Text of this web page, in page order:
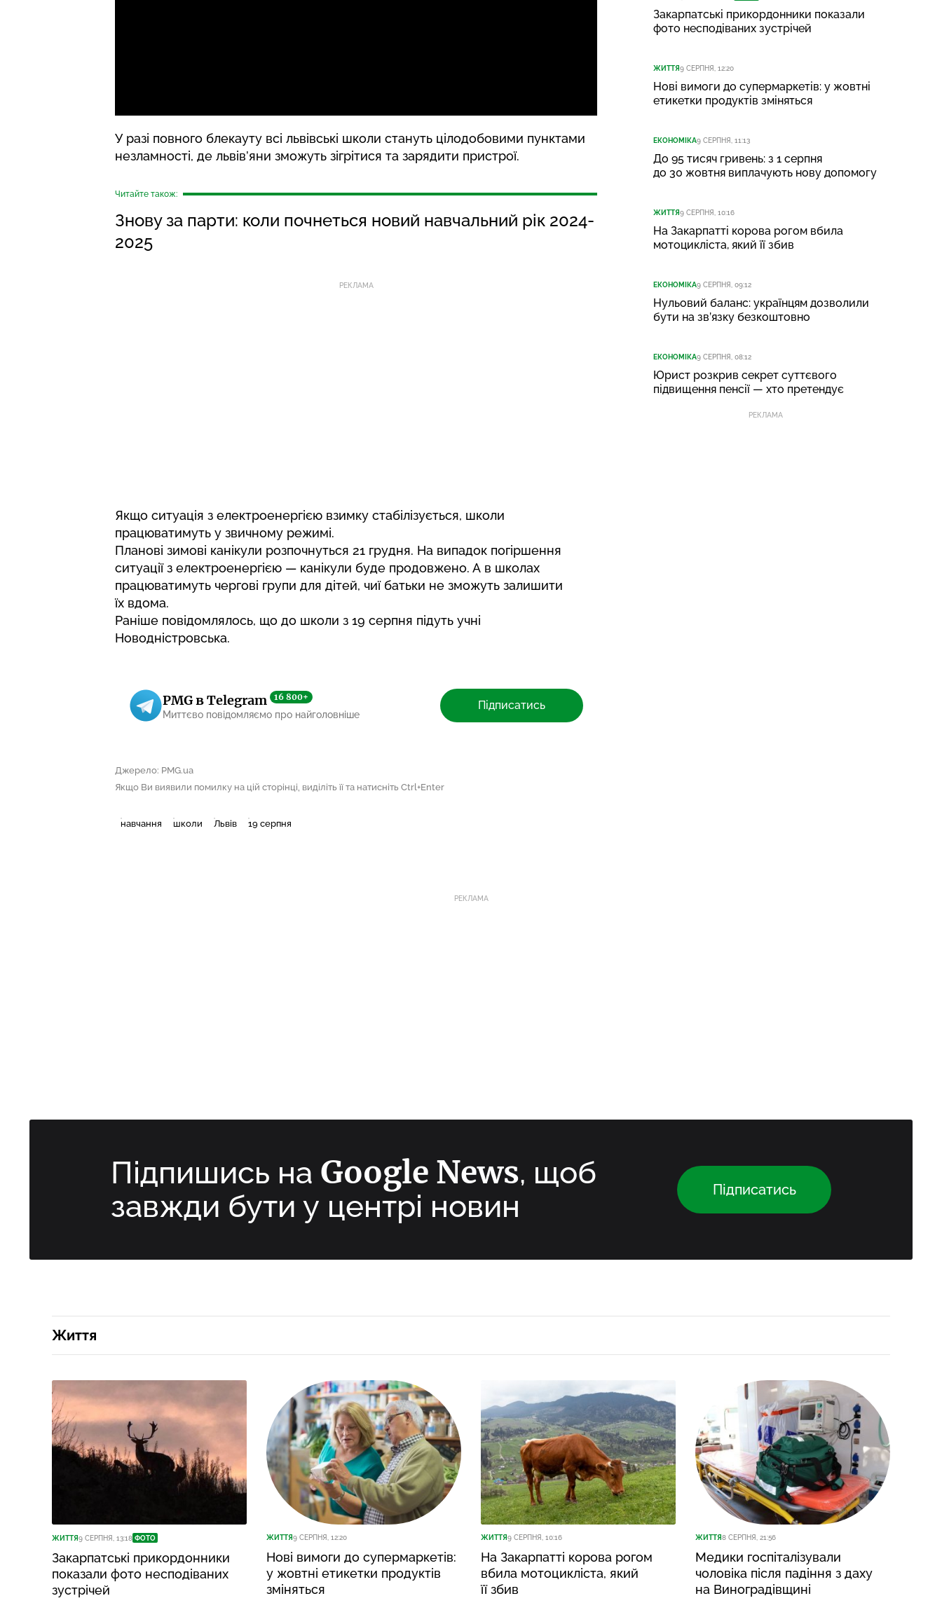
У разі повного блекауту всі львівські школи стануть цілодобовими пунктами
незламності, де львів’яни зможуть зігрітися та зарядити пристрої.
Читайте також:
Знову за парти: коли почнеться новий навчальний рік 2024-
2025
РЕКЛАМА
Якщо ситуація з електроенергією взимку стабілізується, школи
працюватимуть у звичному режимі.
Планові зимові канікули розпочнуться 21 грудня. На випадок погіршення
ситуації з електроенергією — канікули буде продовжено. А в школах
працюватимуть чергові групи для дітей, чиї батьки не зможуть залишити
їх вдома.
Раніше повідомлялось, що до школи з 19 серпня підуть учні
Новодністровська.
PMG в Telegram 16 800+
Миттєво повідомляємо про найголовніше
Підписатись
Джерело: PMG.ua
Якщо Ви виявили помилку на цій сторінці, виділіть її та натисніть Ctrl+Enter
навчання школи Львів 19 серпня
Закарпатські прикордонники показали
фото несподіваних зустрічей
ЖИТТЯ9 СЕРПНЯ, 12:20
Нові вимоги до супермаркетів: у жовтні
етикетки продуктів зміняться
ЕКОНОМІКА9 СЕРПНЯ, 11:13
До 95 тисяч гривень: з 1 серпня
до 30 жовтня виплачують нову допомогу
ЖИТТЯ9 СЕРПНЯ, 10:16
На Закарпатті корова рогом вбила
мотоцикліста, який її збив
ЕКОНОМІКА9 СЕРПНЯ, 09:12
Нульовий баланс: українцям дозволили
бути на зв’язку безкоштовно
ЕКОНОМІКА9 СЕРПНЯ, 08:12
Юрист розкрив секрет суттєвого
підвищення пенсії — хто претендує
РЕКЛАМА
РЕКЛАМА
Підпишись на Google News, щоб
завжди бути у центрі новин
Підписатись
Життя
ЖИТТЯ9 СЕРПНЯ, 13:18 ФОТО
Закарпатські прикордонники
показали фото несподіваних
зустрічей
ЖИТТЯ9 СЕРПНЯ, 12:20
Нові вимоги до супермаркетів:
у жовтні етикетки продуктів
зміняться
ЖИТТЯ9 СЕРПНЯ, 10:16
На Закарпатті корова рогом
вбила мотоцикліста, який
її збив
ЖИТТЯ8 СЕРПНЯ, 21:56
Медики госпіталізували
чоловіка після падіння з даху
на Виноградівщині